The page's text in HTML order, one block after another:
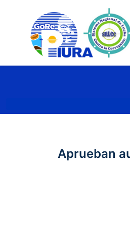
Aprueban